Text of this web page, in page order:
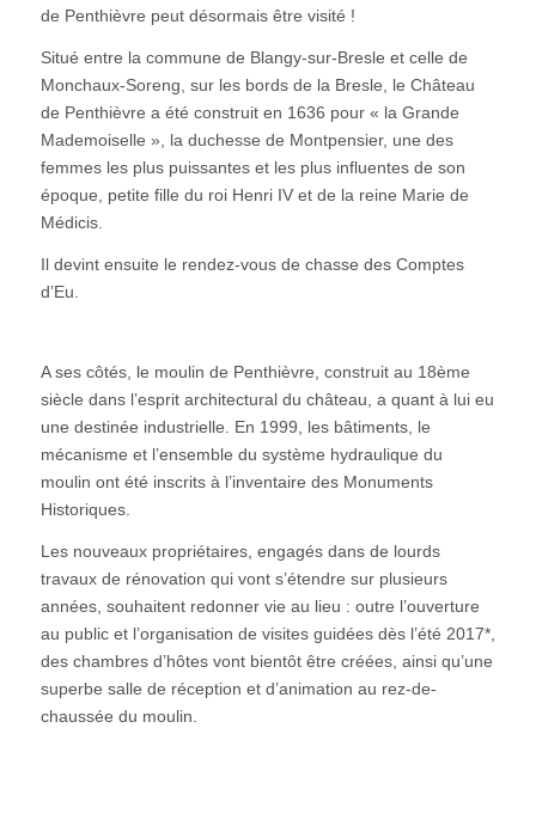
de Penthièvre peut désormais être visité !
Situé entre la commune de Blangy-sur-Bresle et celle de
Monchaux-Soreng, sur les bords de la Bresle, le Château
de Penthièvre a été construit en 1636 pour « la Grande
Mademoiselle », la duchesse de Montpensier, une des
femmes les plus puissantes et les plus influentes de son
époque, petite fille du roi Henri IV et de la reine Marie de
Médicis.
Il devint ensuite le rendez-vous de chasse des Comptes
d’Eu.
A ses côtés, le moulin de Penthièvre, construit au 18ème
siècle dans l’esprit architectural du château, a quant à lui eu
une destinée industrielle. En 1999, les bâtiments, le
mécanisme et l’ensemble du système hydraulique du
moulin ont été inscrits à l’inventaire des Monuments
Historiques.
Les nouveaux propriétaires, engagés dans de lourds
travaux de rénovation qui vont s’étendre sur plusieurs
années, souhaitent redonner vie au lieu : outre l’ouverture
au public et l’organisation de visites guidées dès l’été 2017*,
des chambres d’hôtes vont bientôt être créées, ainsi qu’une
superbe salle de réception et d’animation au rez-de-
chaussée du moulin.